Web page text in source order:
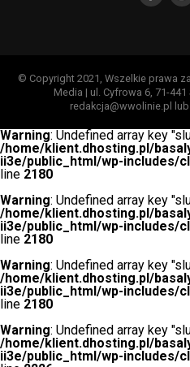
© Copyright 2021, Wszelkie prawa
Media | ul. Cyfrowa 6, 71-
redakcja@wwolinie.pl
Warning: Undefined array key
/home/klient.dhosting.pl/
ii3e/public_html/wp-includes/
line 2180
Warning: Undefined array key
/home/klient.dhosting.pl/
ii3e/public_html/wp-includes/
line 2180
Warning: Undefined array key
/home/klient.dhosting.pl/
ii3e/public_html/wp-includes/
line 2180
Warning: Undefined array key
/home/klient.dhosting.pl/
ii3e/public_html/wp-includes/